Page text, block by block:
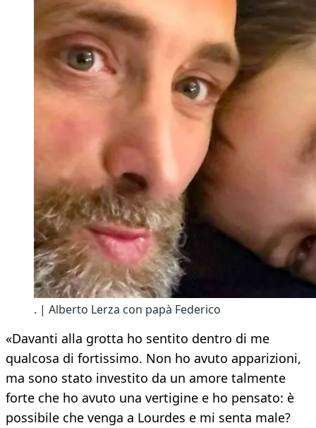
. | Alberto Lerza con papà Federico
«Davanti alla grotta ho sentito dentro di me
qualcosa di fortissimo. Non ho avuto apparizioni,
ma sono stato investito da un amore talmente
forte che ho avuto una vertigine e ho pensato: è
possibile che venga a Lourdes e mi senta male?